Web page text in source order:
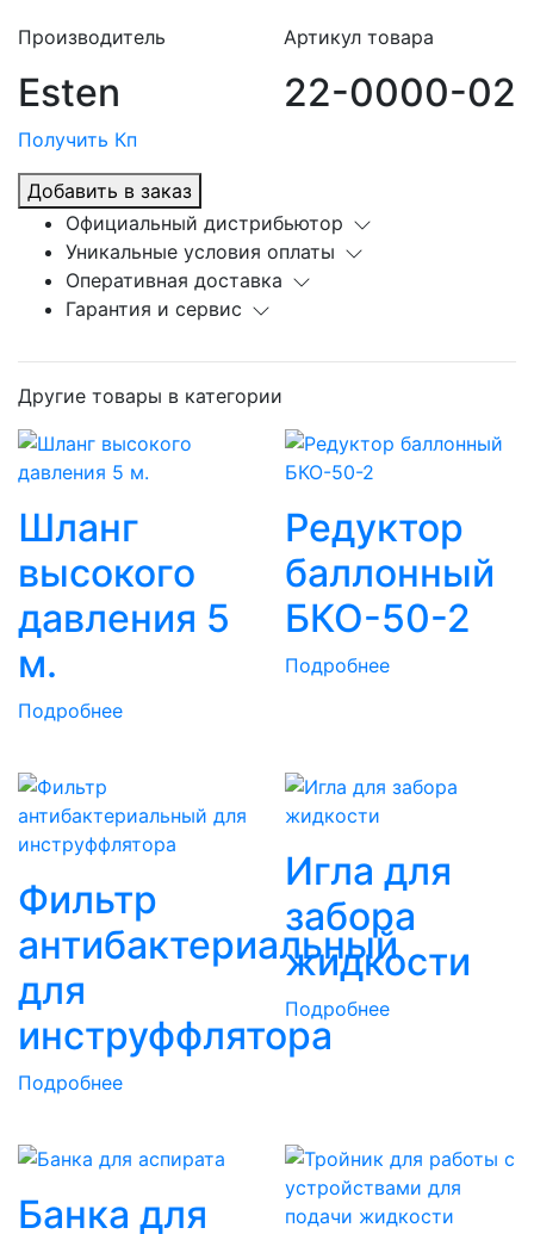
Производитель
Esten
Артикул товара
22-0000-02
Получить Кп
Добавить в заказ
Официальный дистрибьютор
Уникальные условия оплаты
Оперативная доставка
Гарантия и сервис
Другие товары в категории
Шланг
высокого
давления 5
м.
Подробнее
Редуктор
баллонный
БКО-50-2
Подробнее
Фильтр
антибактериальный
для
инструффлятора
Подробнее
Игла для
забора
жидкости
Подробнее
Банка для